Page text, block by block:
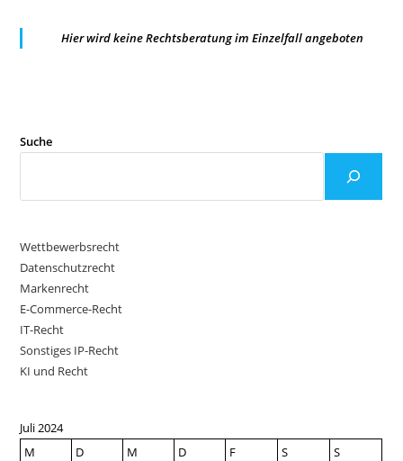
Hier wird keine Rechtsberatung im Einzelfall angeboten
Suche
Wettbewerbsrecht
Datenschutzrecht
Markenrecht
E-Commerce-Recht
IT-Recht
Sonstiges IP-Recht
KI und Recht
Juli 2024
M
D M D F S
S